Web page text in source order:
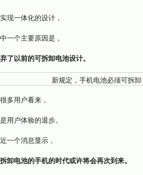
现一体化的设计，
一个主要原因是，
了以前的可拆卸电池设计。
多用户看来，
用户体验的退步。
一个消息显示，
卸电池的手机的时代或许将会再次到来。